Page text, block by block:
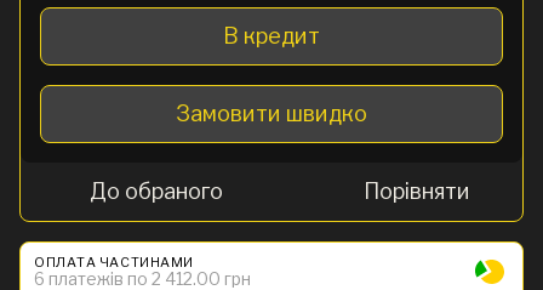
В кредит
Замовити швидко
До обраного Порівняти
ОПЛАТА ЧАСТИНАМИ
6 платежів по 2 412.00 грн